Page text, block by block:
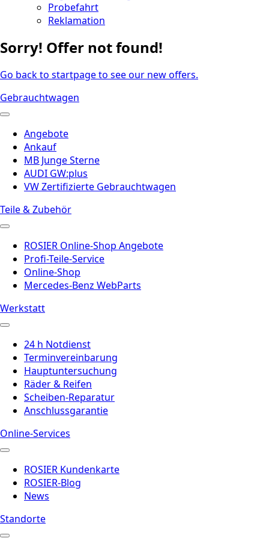
Probefahrt
Reklamation
Sorry! Offer not found!
Go back to startpage to see our new offers.
Gebrauchtwagen
Angebote
Ankauf
MB Junge Sterne
AUDI GW:plus
VW Zertifizierte Gebrauchtwagen
Teile & Zubehör
ROSIER Online-Shop Angebote
Profi-Teile-Service
Online-Shop
Mercedes-Benz WebParts
Werkstatt
24 h Notdienst
Terminvereinbarung
Hauptuntersuchung
Räder & Reifen
Scheiben-Reparatur
Anschlussgarantie
Online-Services
ROSIER Kundenkarte
ROSIER-Blog
News
Standorte